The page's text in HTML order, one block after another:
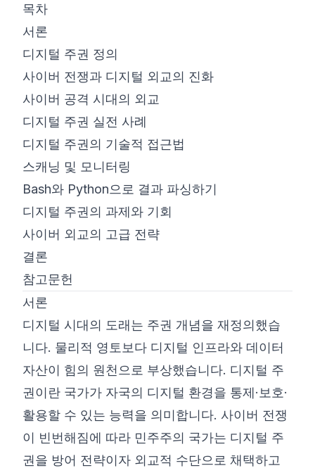
목차
서론
디지털 주권 정의
사이버 전쟁과 디지털 외교의 진화
사이버 공격 시대의 외교
디지털 주권 실전 사례
디지털 주권의 기술적 접근법
스캐닝 및 모니터링
Bash와 Python으로 결과 파싱하기
디지털 주권의 과제와 기회
사이버 외교의 고급 전략
결론
참고문헌
서론
디지털 시대의 도래는 주권 개념을 재정의했습
니다. 물리적 영토보다 디지털 인프라와 데이터
자산이 힘의 원천으로 부상했습니다. 디지털 주
권이란 국가가 자국의 디지털 환경을 통제·보호·
활용할 수 있는 능력을 의미합니다. 사이버 전쟁
이 빈번해짐에 따라 민주주의 국가는 디지털 주
권을 방어 전략이자 외교적 수단으로 채택하고